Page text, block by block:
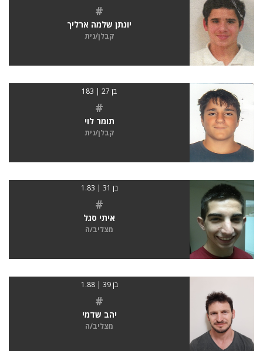
#
יונתן שלמה ארליך
קבלן/נית
בן 27 | 183
#
תומר לוי
קבלן/נית
בן 31 | 1.83
#
איתי סגל
מצליב/ה
בן 39 | 1.88
#
יהב שדמי
מצליב/ה